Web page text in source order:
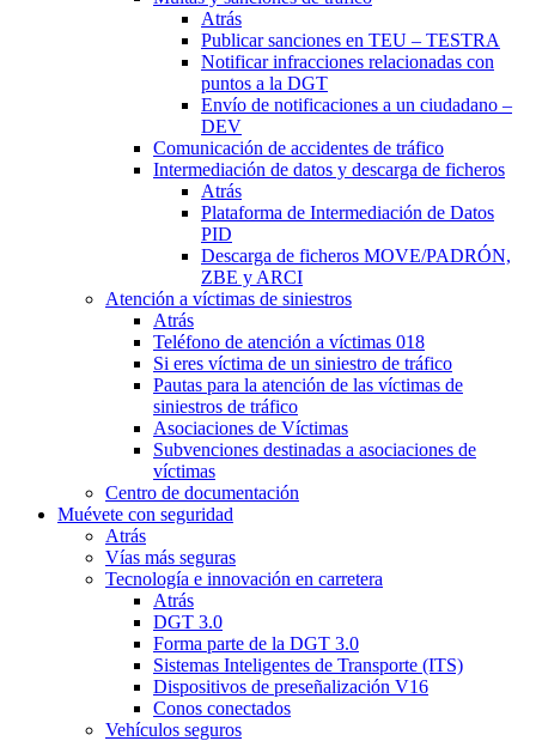
Atrás
Publicar sanciones en TEU – TESTRA
Notificar infracciones relacionadas con
puntos a la DGT
Envío de notificaciones a un ciudadano –
DEV
Comunicación de accidentes de tráfico
Intermediación de datos y descarga de ficheros
Atrás
Plataforma de Intermediación de Datos
PID
Descarga de ficheros MOVE/PADRÓN,
ZBE y ARCI
Atención a víctimas de siniestros
Atrás
Teléfono de atención a víctimas 018
Si eres víctima de un siniestro de tráfico
Pautas para la atención de las víctimas de
siniestros de tráfico
Asociaciones de Víctimas
Subvenciones destinadas a asociaciones de
víctimas
Centro de documentación
Muévete con seguridad
Atrás
Vías más seguras
Tecnología e innovación en carretera
Atrás
DGT 3.0
Forma parte de la DGT 3.0
Sistemas Inteligentes de Transporte (ITS)
Dispositivos de preseñalización V16
Conos conectados
Vehículos seguros